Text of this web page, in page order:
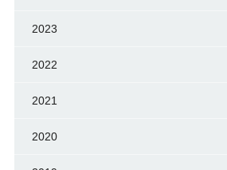
2023
2022
2021
2020